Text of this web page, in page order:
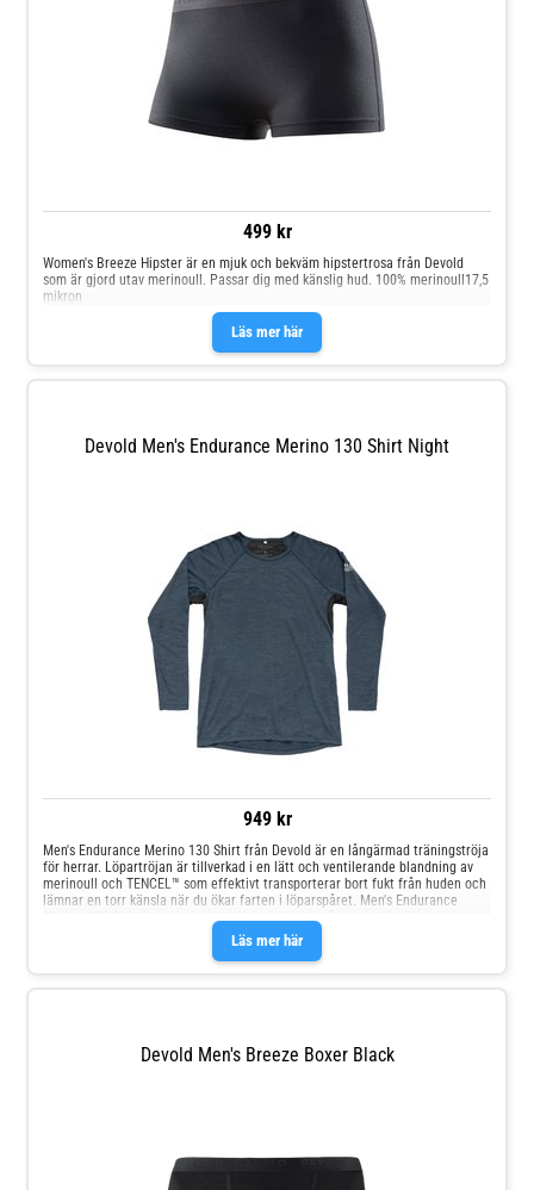
499 kr
Läs mer här
Women's Breeze Hipster är en mjuk och bekväm hipstertrosa från Devold
som är gjord utav merinoull. Passar dig med känslig hud. 100% merinoull17,5
mikron
Devold Men's Endurance Merino 130 Shirt Night
949 kr
Läs mer här
Men's Endurance Merino 130 Shirt från Devold är en långärmad träningströja
för herrar. Löpartröjan är tillverkad i en lätt och ventilerande blandning av
merinoull och TENCEL™ som effektivt transporterar bort fukt från huden och
lämnar en torr känsla när du ökar farten i löparspåret. Men's Endurance
ventilation och de platta sömmarna förhindrar att du får skav under
träningen. Tillverkad av merinoull och TENCEL™ Fiber: 17,5 mikron Låg vikt
Luftig känsla Effektiv fukttransport Snabbtorkande Meshparti på ryggen för
Devold Men's Breeze Boxer Black